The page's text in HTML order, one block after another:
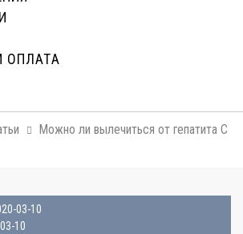
ОПЛАТA
Можно ли вылечиться от гепатита С
03-10
10